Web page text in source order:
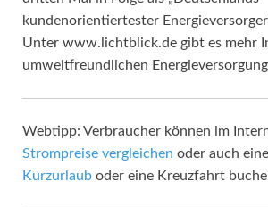
kundenorientiertester
Unter www.lichtblick.de gibt es mehr
umweltfreundlichen
Webtipp: Verbraucher können im
Strompreise vergleichen oder auch
Kurzurlaub oder eine Kreuzfahrt